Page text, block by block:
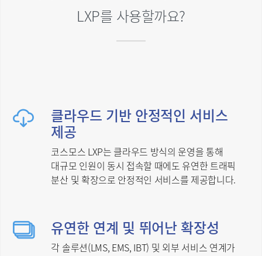
LXP를 사용할까요?
클라우드 기반 안정적인 서비스
제공
코스모스 LXP는 클라우드 방식의 운영을 통해
대규모 인원이 동시 접속할 때에도 유연한 트래픽
분산 및 확장으로 안정적인 서비스를 제공합니다.
유연한 연계 및 뛰어난 확장성
각 솔루션(LMS, EMS, IBT) 및 외부 서비스 연계가